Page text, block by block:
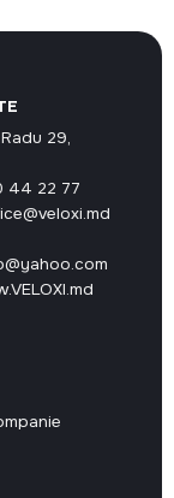
29,
44 22 77